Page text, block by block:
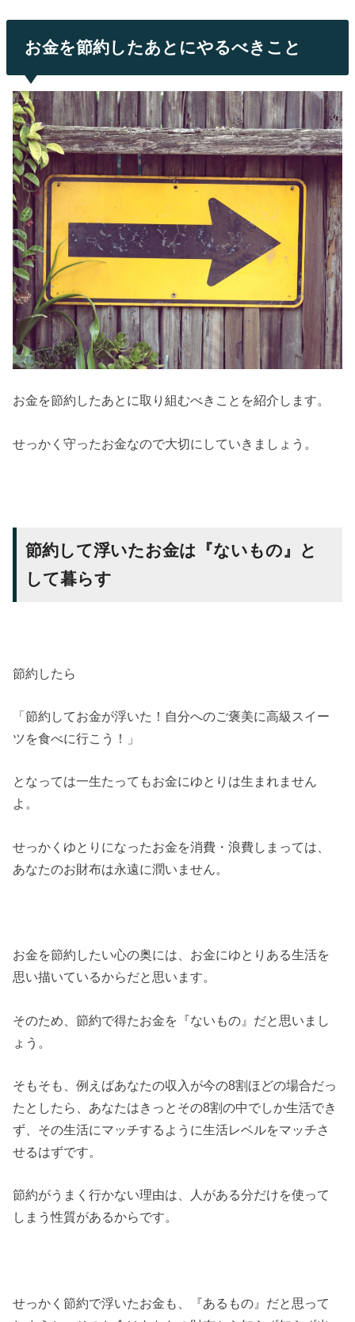
お金を節約したあとにやるべきこと
お金を節約したあとに取り組むべきことを紹介します。
せっかく守ったお金なので大切にしていきましょう。
節約して浮いたお金は『ないもの』と
して暮らす
節約したら
「節約してお金が浮いた！自分へのご褒美に高級スイー
ツを食べに行こう！」
となっては一生たってもお金にゆとりは生まれません
よ。
せっかくゆとりになったお金を消費・浪費しまっては、
あなたのお財布は永遠に潤いません。
お金を節約したい心の奥には、お金にゆとりある生活を
思い描いているからだと思います。
そのため、節約で得たお金を『ないもの』だと思いまし
ょう。
そもそも、例えばあなたの収入が今の8割ほどの場合だっ
たとしたら、あなたはきっとその8割の中でしか生活でき
ず、その生活にマッチするように生活レベルをマッチさ
せるはずです。
節約がうまく行かない理由は、人がある分だけを使って
しまう性質があるからです。
せっかく節約で浮いたお金も、『あるもの』だと思って